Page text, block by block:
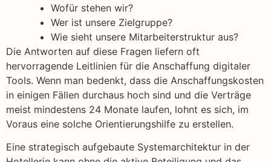
Wofür stehen wir?
Wer ist unsere Zielgruppe?
Wie sieht unsere Mitarbeiterstruktur aus?
Die Antworten auf diese Fragen liefern oft
hervorragende Leitlinien für die Anschaffung digitaler
Tools. Wenn man bedenkt, dass die Anschaffungskosten
in einigen Fällen durchaus hoch sind und die Verträge
meist mindestens 24 Monate laufen, lohnt es sich, im
Voraus eine solche Orientierungshilfe zu erstellen.
Eine strategisch aufgebaute Systemarchitektur in der